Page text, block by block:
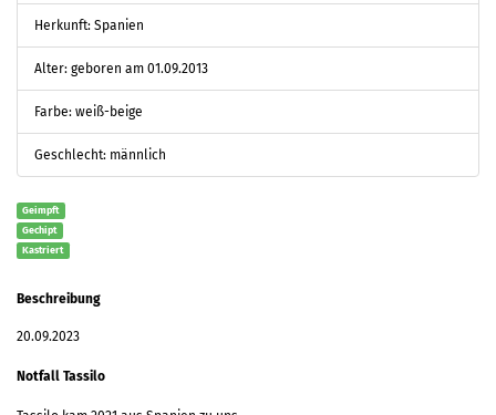
Herkunft: Spanien
Alter: geboren am 01.09.2013
Farbe: weiß-beige
Geschlecht: männlich
Geimpft
Gechipt
Kastriert
Beschreibung
20.09.2023
Notfall Tassilo